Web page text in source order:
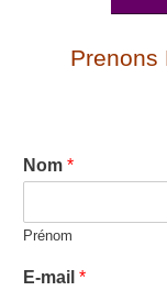
Prenons
Nom *
Prénom
E-mail *